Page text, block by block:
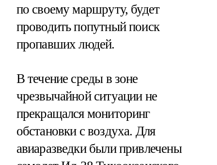
по своему маршруту, будет
проводить попутный поиск
пропавших людей.
В течение среды в зоне
чрезвычайной ситуации не
прекращался мониторинг
обстановки с воздуха. Для
авиаразведки были привлечены